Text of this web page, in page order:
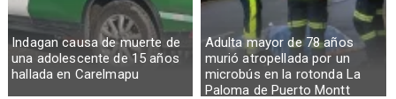
Indagan causa de muerte de
una adolescente de 15 años
hallada en Carelmapu
Adulta mayor de 78 años
murió atropellada por un
microbús en la rotonda La
Paloma de Puerto Montt